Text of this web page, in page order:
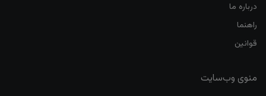
درباره ما
راهنما
قوانین
منوی وب‌سایت